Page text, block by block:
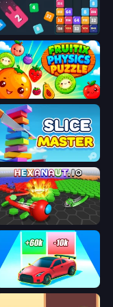
Drop & Merge the Numbers
Fruitix: Physics Puzzle
Slice Master
Hexanaut.io